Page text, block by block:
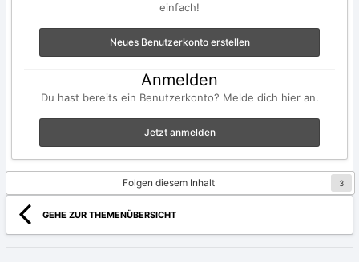
einfach!
Neues Benutzerkonto erstellen
Anmelden
Du hast bereits ein Benutzerkonto? Melde dich hier an.
Jetzt anmelden
Folgen diesem Inhalt 3
GEHE ZUR THEMENÜBERSICHT